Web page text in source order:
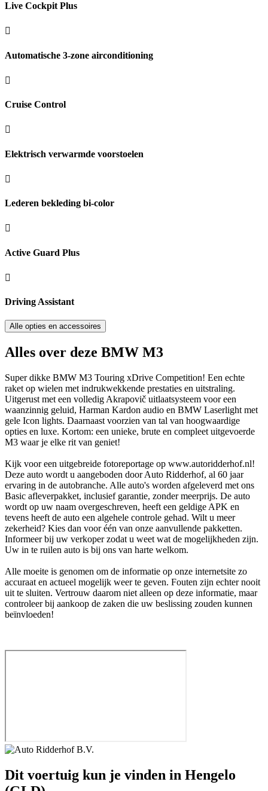
Live Cockpit Plus
Automatische 3-zone airconditioning
Cruise Control
Elektrisch verwarmde voorstoelen
Lederen bekleding bi-color
Active Guard Plus
Driving Assistant
Alle opties en accessoires
Alles over deze BMW M3
Super dikke BMW M3 Touring xDrive Competition! Een echte
raket op wielen met indrukwekkende prestaties en uitstraling.
Uitgerust met een volledig Akrapovič uitlaatsysteem voor een
waanzinnig geluid, Harman Kardon audio en BMW Laserlight met
gele Icon lights. Daarnaast voorzien van tal van hoogwaardige
opties en luxe. Kortom: een unieke, brute en compleet uitgevoerde
M3 waar je elke rit van geniet!
Kijk voor een uitgebreide fotoreportage op www.autoridderhof.nl!
Deze auto wordt u aangeboden door Auto Ridderhof, al 60 jaar
ervaring in de autobranche. Alle auto's worden afgeleverd met ons
Basic afleverpakket, inclusief garantie, zonder meerprijs. De auto
wordt op uw naam overgeschreven, heeft een geldige APK en
tevens heeft de auto een algehele controle gehad. Wilt u meer
zekerheid? Kies dan voor één van onze aanvullende pakketten.
Informeer bij uw verkoper zodat u weet wat de mogelijkheden zijn.
Uw in te ruilen auto is bij ons van harte welkom.
Alle moeite is genomen om de informatie op onze internetsite zo
accuraat en actueel mogelijk weer te geven. Fouten zijn echter nooit
uit te sluiten. Vertrouw daarom niet alleen op deze informatie, maar
controleer bij aankoop de zaken die uw beslissing zouden kunnen
beïnvloeden!
Dit voertuig kun je vinden in Hengelo